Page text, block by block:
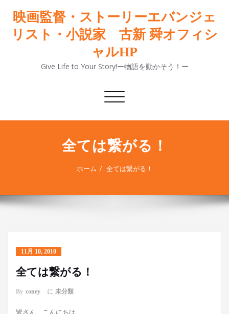
映画監督・ストーリーエバンジェ
リスト・小説家 古新 舜オフィシ
ャルHP
Give Life to Your Story!ー物語を動かそう！ー
ナ
ゲ
シ
ョ
切
替
全ては繋がる！
ホーム 全ては繋がる！
11月 10, 2010
全ては繋がる！
By coney に 未分類
皆さん、こんにちは。